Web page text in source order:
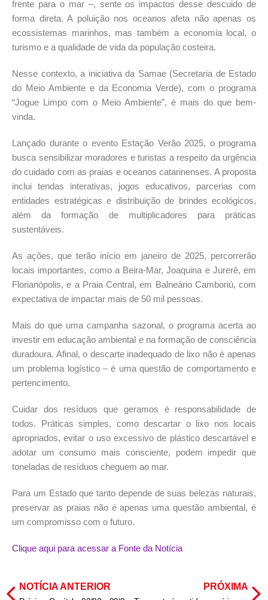
frente para o mar –, sente os impactos desse descuido de
forma direta. A poluição nos oceanos afeta não apenas os
ecossistemas marinhos, mas também a economia local, o
turismo e a qualidade de vida da população costeira.
Nesse contexto, a iniciativa da Samae (Secretaria de Estado
do Meio Ambiente e da Economia Verde), com o programa
“Jogue Limpo com o Meio Ambiente”, é mais do que bem-
vinda.
Lançado durante o evento Estação Verão 2025, o programa
busca sensibilizar moradores e turistas a respeito da urgência
do cuidado com as praias e oceanos catarinenses. A proposta
inclui tendas interativas, jogos educativos, parcerias com
entidades estratégicas e distribuição de brindes ecológicos,
além da formação de multiplicadores para práticas
sustentáveis.
As ações, que terão início em janeiro de 2025, percorrerão
locais importantes, como a Beira-Mar, Joaquina e Jurerê, em
Florianópolis, e a Praia Central, em Balneário Camboriú, com
expectativa de impactar mais de 50 mil pessoas.
Mais do que uma campanha sazonal, o programa acerta ao
investir em educação ambiental e na formação de consciência
duradoura. Afinal, o descarte inadequado de lixo não é apenas
um problema logístico – é uma questão de comportamento e
pertencimento.
Cuidar dos resíduos que geramos é responsabilidade de
todos. Práticas simples, como descartar o lixo nos locais
apropriados, evitar o uso excessivo de plástico descartável e
adotar um consumo mais consciente, podem impedir que
toneladas de resíduos cheguem ao mar.
Para um Estado que tanto depende de suas belezas naturais,
preservar as praias não é apenas uma questão ambiental, é
um compromisso com o futuro.
Clique aqui para acessar a Fonte da Notícia
NOTÍCIA ANTERIOR PRÓXIMA